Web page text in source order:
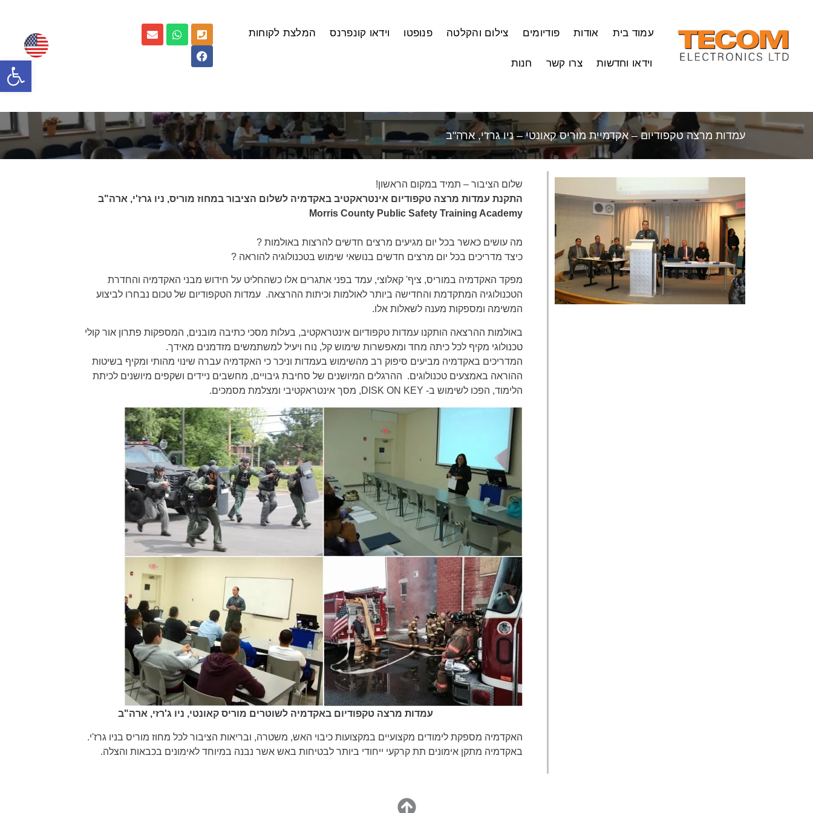
עמוד בית אודות פודיומים צילום והקלטה פנופטו וידאו קונפרנס המלצת לקוחות
וידאו וחדשות צרו קשר חנות
עמדות מרצה טקפודיום – אקדמיית מוריס קאונטי – ניו גרז'י, ארה"ב
שלום הציבור – תמיד במקום הראשון!
התקנת עמדות מרצה טקפודיום אינטראקטיב באקדמיה לשלום הציבור במחוז מוריס, ניו גרז'י, ארה"ב
Morris County Public Safety Training Academy
מה עושים כאשר בכל יום מגיעים מרצים חדשים להרצות באולמות ?
כיצד מדריכים בכל יום מרצים חדשים בנושאי שימוש בטכנולוגיה להוראה ?
מפקד האקדמיה במוריס, ציף' קאלוצי, עמד בפני אתגרים אלו כשהחליט על חידוש מבני האקדמיה והחדרת
הטכנולוגיה המתקדמת והחדישה ביותר לאולמות וכיתות ההרצאה. עמדות הטקפודיום של טכום נבחרו לביצוע
המשימה ומספקות מענה לשאלות אלו.
באולמות ההרצאה הותקנו עמדות טקפודיום אינטראקטיב, בעלות מסכי כתיבה מובנים, המספקות פתרון אור קולי
טכנולוגי מקיף לכל כיתה מחד ומאפשרות שימוש קל, נוח ויעיל למשתמשים מזדמנים מאידך.
המדריכים באקדמיה מביעים סיפוק רב מהשימוש בעמדות וניכר כי האקדמיה עברה שינוי מהותי ומקיף בשיטות
ההוראה באמצעים טכנולוגים. ההרגלים המיושנים של סחיבת גיבויים, מחשבים ניידים ושקפים מיושנים לכיתת
הלימוד, הפכו לשימוש ב- DISK ON KEY, מסך אינטראקטיבי ומצלמת מסמכים.
עמדות מרצה טקפודיום באקדמיה לשוטרים מוריס קאונטי, ניו ג'רזי, ארה"ב
האקדמיה מספקת לימודים מקצועיים במקצועות כיבוי האש, משטרה, ובריאות הציבור לכל מחוז מוריס בניו גרז'י.
באקדמיה מתקן אימונים תת קרקעי ייחודי ביותר לבטיחות באש אשר נבנה במיוחד לאימונים בכבאות והצלה.